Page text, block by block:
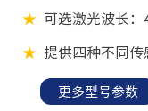
★ 可选激光波长：
★ 提供四种不同
更多型号参数